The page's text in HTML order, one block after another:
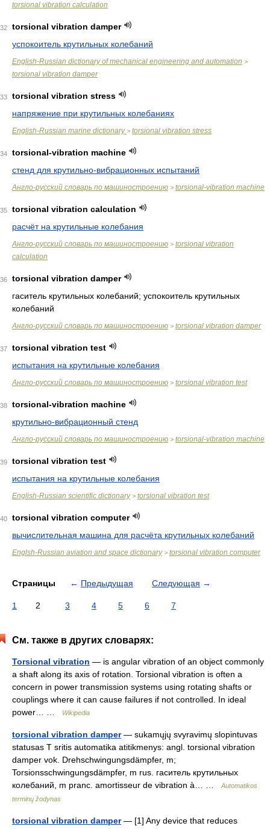
torsional vibration calculation
32
torsional vibration damper
успокоитель крутильных колебаний
English-Russian dictionary of mechanical engineering and automation >
torsional vibration damper
33
torsional vibration stress
напряжение при крутильных колебаниях
English-Russian marine dictionary> torsional vibration stress
34
torsional-vibration machine
стенд для крутильно-вибрационных испытаний
Англо-русский словарь по машиностроению > torsional-vibration machine
35
torsional vibration calculation
расчёт на крутильные колебания
Англо-русский словарь по машиностроению > torsional vibration
calculation
36
torsional vibration damper
гаситель крутильных колебаний; успокоитель крутильных
колебаний
Англо-русский словарь по машиностроению > torsional vibration damper
37
torsional vibration test
испытания на крутильные колебания
Англо-русский словарь по машиностроению > torsional vibration test
38
torsional-vibration machine
крутильно-вибрационный стенд
Англо-русский словарь по машиностроению > torsional-vibration machine
39
torsional vibration test
испытания на крутильные колебания
English-Russian scientific dictionary> torsional vibration test
40
torsional vibration computer
вычислительная машина для расчёта крутильных колебаний
Englsh-Russian aviation and space dictionary> torsional vibration computer
Страницы ← Предыдущая Следующая →
1 2 3 4 5 6 7
См. также в других словарях:
Torsional vibration — is angular vibration of an object commonly
a shaft along its axis of rotation. Torsional vibration is often a
concern in power transmission systems using rotating shafts or
couplings where it can cause failures if not controlled. In ideal
power… …
Wikipedia
torsional vibration damper— sukamųjų svyravimų slopintuvas
statusas T sritis automatika atitikmenys: angl. torsional vibration
damper vok. Drehschwingungsdämpfer, m;
Torsionsschwingungsdämpfer, m rus. гаситель крутильных
колебаний, m pranc. amortisseur de vibration à… …
Automatikos
terminų žodynas
torsional vibration damper— [1] Any device that reduces